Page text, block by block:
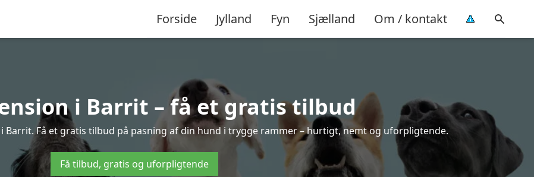
Forside Jylland Fyn Sjælland Om / kontakt
i Barrit – få et gratis tilbud
Få et gratis tilbud på pasning af din hund i trygge rammer – hurtigt, nemt og uforpligtende.
Få tilbud, gratis og uforpligtende